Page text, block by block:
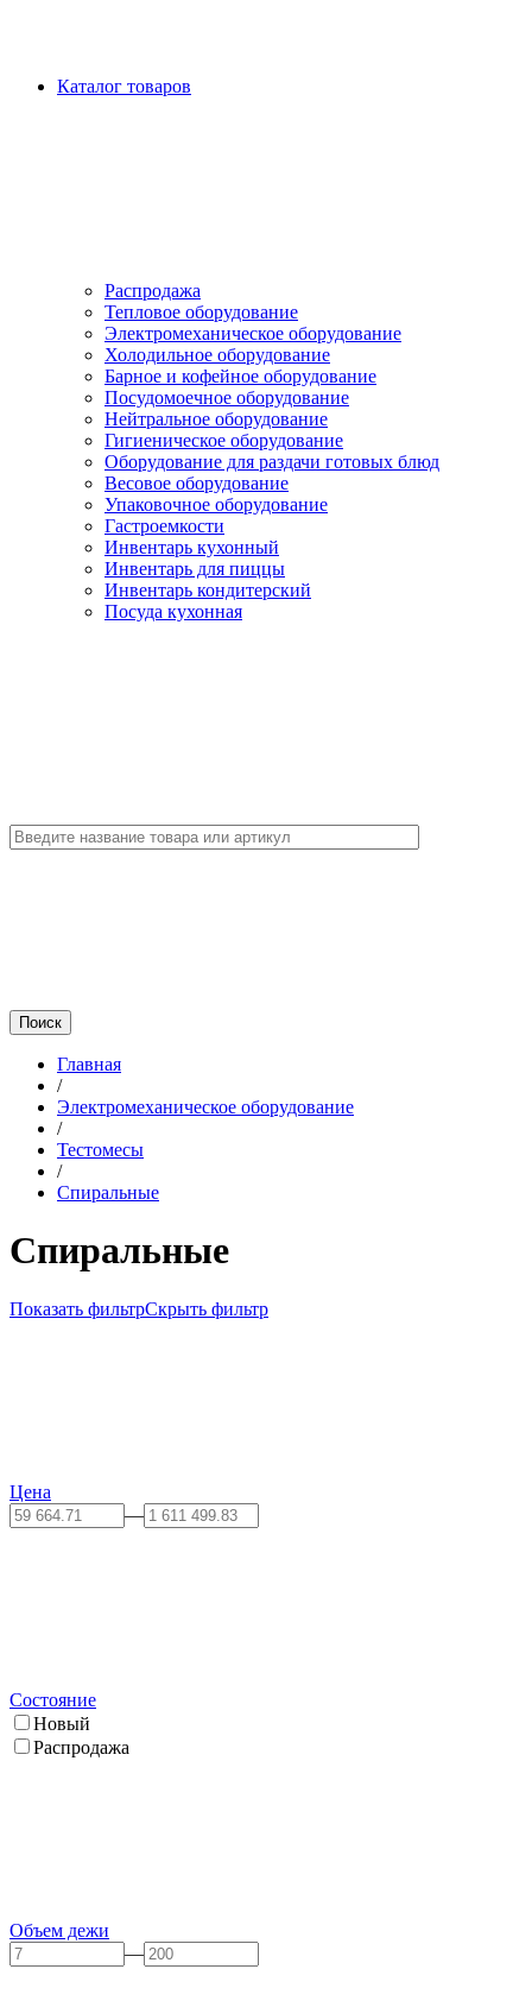
Каталог товаров
Распродажа
Тепловое оборудование
Электромеханическое оборудование
Холодильное оборудование
Барное и кофейное оборудование
Посудомоечное оборудование
Нейтральное оборудование
Гигиеническое оборудование
Оборудование для раздачи готовых блюд
Весовое оборудование
Упаковочное оборудование
Гастроемкости
Инвентарь кухонный
Инвентарь для пиццы
Инвентарь кондитерский
Посуда кухонная
Главная
/
Электромеханическое оборудование
/
Тестомесы
/
Спиральные
Спиральные
Показать фильтрСкрыть фильтр
Цена
—
Состояние
Новый
Распродажа
Объем дежи
—